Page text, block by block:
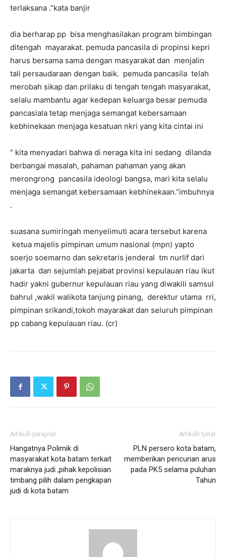
terlaksana .”kata banjir
dia berharap pp bisa menghasilakan program bimbingan
ditengah mayarakat. pemuda pancasila di propinsi kepri
harus bersama sama dengan masyarakat dan menjalin
tali persaudaraan dengan baik. pemuda pancasila telah
merobah sikap dan prilaku di tengah tengah masyarakat,
selalu mambantu agar kedepan keluarga besar pemuda
pancasiala tetap menjaga semangat kebersamaan
kebhinekaan menjaga kesatuan nkri yang kita cintai ini
“ kita menyadari bahwa di neraga kita ini sedang dilanda
berbangai masalah, pahaman pahaman yang akan
merongrong pancasila ideologi bangsa, mari kita selalu
menjaga semangat kebersamaan kebhinekaan.”imbuhnya
.
suasana sumiringah menyelimuti acara tersebut karena
ketua majelis pimpinan umum nasional (mpn) yapto
soerjo soemarno dan sekretaris jenderal tm nurlif dari
jakarta dan sejumlah pejabat provinsi kepulauan riau ikut
hadir yakni gubernur kepulauan riau yang diwakili samsul
bahrul ,wakil walikota tanjung pinang, derektur utama rri,
pimpinan srikandi,tokoh mayarakat dan seluruh pimpinan
pp cabang kepulauan riau. (cr)
Artikulli paraprak
Hangatnya Polimik di
masyarakat kota batam terkait
maraknya judi ,pihak kepolisian
timbang pilih dalam pengkapan
judi di kota batam
Artikulli tjetër
PLN persero kota batam,
memberikan pencurian arus
pada PK5 selama puluhan
Tahun